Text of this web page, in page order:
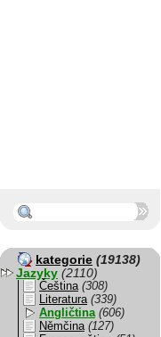
kategorie (19138)
Jazyky (2110)
Čeština (308)
Literatura (339)
Angličtina (606)
Němčina (127)